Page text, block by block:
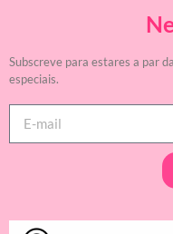
Subscreve para estares a par
especiais.